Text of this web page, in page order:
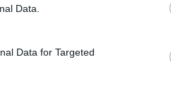
Data.
Data for Targeted
αλλά και όσοι
αναγκάζονται να
για την